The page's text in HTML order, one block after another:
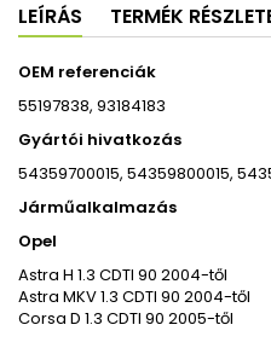
LEÍRÁS TERMÉK
OEM referenciák
55197838, 93184183
Gyártói hivatkozás
54359700015, 54359800015,
Járműalkalmazás
Opel
Astra H 1.3 CDTI 90 2004-től
Astra MKV 1.3 CDTI 90 2004-től
Corsa D 1.3 CDTI 90 2005-től